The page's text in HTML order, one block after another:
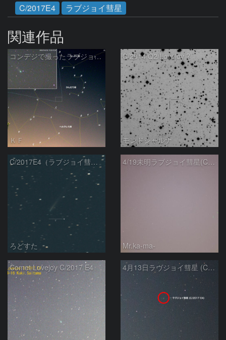
C/2017E4
ラブジョイ彗星
関連作品
コンデジで撮ったラブジョイ彗星（3）
ＫＦ
C/2014 Q2/Lovejoy ?
モンドシャルナ
C/2017E4（ラブジョイ彗星）
ろどすた
4/19未明ラブジョイ彗星(C/2017E4)とM31
Mr.ka-ma-
Comet Lovejoy C/2017 E4 4月13日ラヴジョイ彗星 (C/2017 E4)